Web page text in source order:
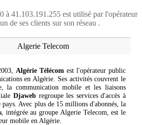
à 41.103.191.255 est utilisé par l'opérateur
de ses clients sur son réseau .
Algerie Telecom
Algérie Télécom est l'opérateur public
en Algérie. Ses activités couvrent le
la communication mobile et les liaisons
Djawebregroupe les services d'accès à
pays. Avec plus de 15 millions d'abonnés, la
, intégrée au groupe Algerie Telecom, est le
mobile en Algérie.